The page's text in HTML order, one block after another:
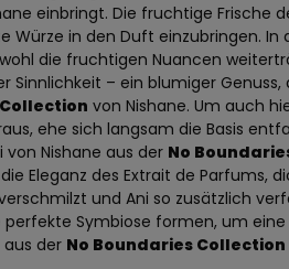
einbringt. Die fruchtige Frische
Würze in den Duft einzubringen.
die fruchtigen Nuancen
Sinnlichkeit – ein blumiger
von Nishane. Um auch
ehe sich langsam die Basis
Nishane aus der No
Eleganz des Extrait de
und Ani so zusätzlich
Symbiose formen, um
aus der No Boundaries Collection